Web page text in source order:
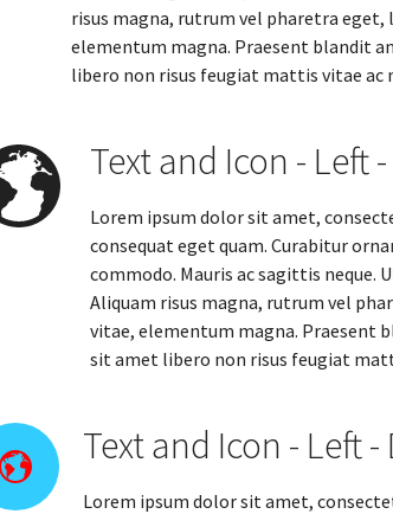
risus magna, rutrum vel pharetra eget,
elementum magna. Praesent blandit
libero non risus feugiat mattis vitae ac
Text and Icon - Left
Lorem ipsum dolor sit amet,
consequat eget quam. Curabitur
commodo. Mauris ac sagittis neque.
Aliquam risus magna, rutrum vel
vitae, elementum magna. Praesent
sit amet libero non risus feugiat
Text and Icon - Left
Lorem ipsum dolor sit amet,